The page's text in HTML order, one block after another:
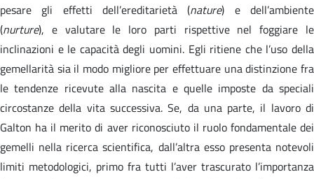
pesare gli effetti dell’ereditarietà (nature) e dell’ambiente
(nurture), e valutare le loro parti rispettive nel foggiare le
inclinazioni e le capacità degli uomini. Egli ritiene che l’uso della
gemellarità sia il modo migliore per effettuare una distinzione fra
le tendenze ricevute alla nascita e quelle imposte da speciali
circostanze della vita successiva. Se, da una parte, il lavoro di
Galton ha il merito di aver riconosciuto il ruolo fondamentale dei
gemelli nella ricerca scientifica, dall’altra esso presenta notevoli
limiti metodologici, primo fra tutti l’aver trascurato l’importanza